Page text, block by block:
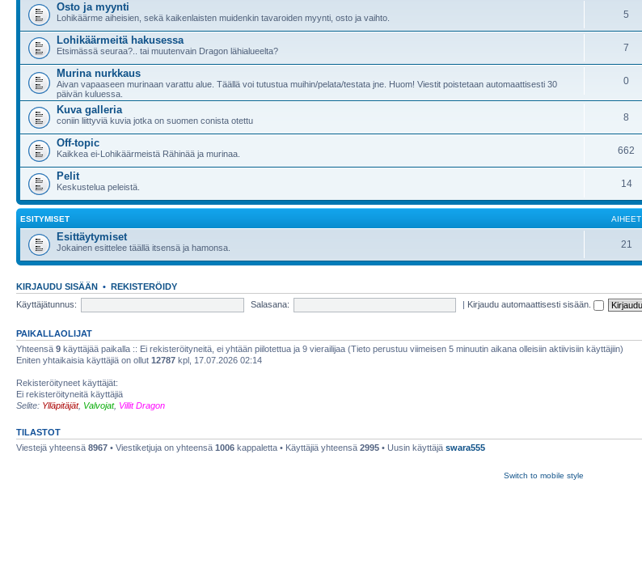
Osto ja myynti
Lohikäärme aiheisien, sekä kaikenlaisten muidenkin tavaroiden myynti, osto ja vaihto. 5
Lohikäärmeitä hakusessa
Etsimässä seuraa?.. tai muutenvain Dragon lähialueelta? 7
Murina nurkkaus
Aivan vapaaseen murinaan varattu alue. Täällä voi tutustua muihin/pelata/testata jne. Huom! Viestit poistetaan automaattisesti 30
päivän kuluessa.
0
Kuva galleria
coniin liittyviä kuvia jotka on suomen conista otettu 8
Off-topic
Kaikkea ei-Lohikäärmeistä Rähinää ja murinaa. 662
Pelit
Keskustelua peleistä. 14
ESITYMISET AIHEET
Esittäytymiset
Jokainen esittelee täällä itsensä ja hamonsa. 21
KIRJAUDU SISÄÄN • REKISTERÖIDY
Käyttäjätunnus:
Salasana: | Kirjaudu automaattisesti sisään.
PAIKALLAOLIJAT
Yhteensä 9 käyttäjää paikalla :: Ei rekisteröityneitä, ei yhtään piilotettua ja 9 vierailijaa (Tieto perustuu viimeisen 5 minuutin aikana olleisiin aktiivisiin käyttäjiin)
Eniten yhtaikaisia käyttäjiä on ollut 12787 kpl, 17.07.2026 02:14
Rekisteröityneet käyttäjät:
Ei rekisteröityneitä käyttäjiä
Selite: Ylläpitäjät, Valvojat, Villit Dragon
TILASTOT
Viestejä yhteensä 8967 • Viestiketjuja on yhteensä 1006 kappaletta • Käyttäjiä yhteensä 2995 • Uusin käyttäjä swara555
Switch to mobile style